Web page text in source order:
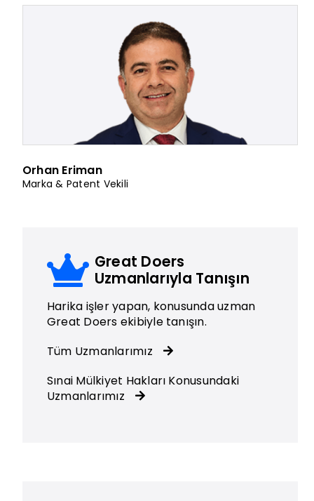
Orhan Eriman
Marka & Patent Vekili
Great Doers
Uzmanlarıyla Tanışın
Harika işler yapan, konusunda uzman
Great Doers ekibiyle tanışın.
Tüm Uzmanlarımız
Sınai Mülkiyet Hakları Konusundaki
Uzmanlarımız